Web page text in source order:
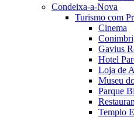
Condeixa-a-Nova
Turismo com
Cinema
Gavius
Hotel
Loja de
Museu
Parque
Templo